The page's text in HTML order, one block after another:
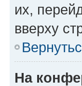
их,
вверху
На